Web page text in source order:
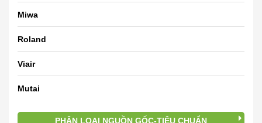
Miwa
Roland
Viair
Mutai
PHÂN LOẠI NGUỒN GỐC-TIÊU CHUẨN